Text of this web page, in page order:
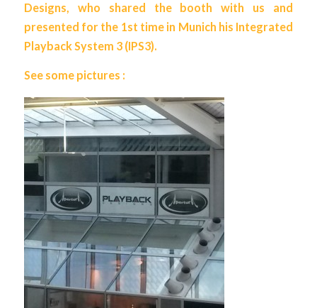
Designs, who shared the booth with us and
presented for the 1st time in Munich his Integrated
Playback System 3 (IPS3).
See some pictures :